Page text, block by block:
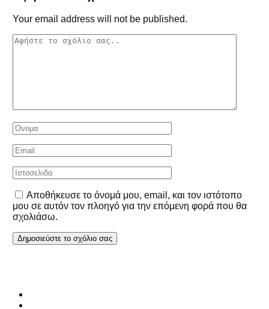
Your email address will not be published.
Αποθήκευσε το όνομά μου, email, και τον ιστότοπο
μου σε αυτόν τον πλοηγό για την επόμενη φορά που θα
σχολιάσω.